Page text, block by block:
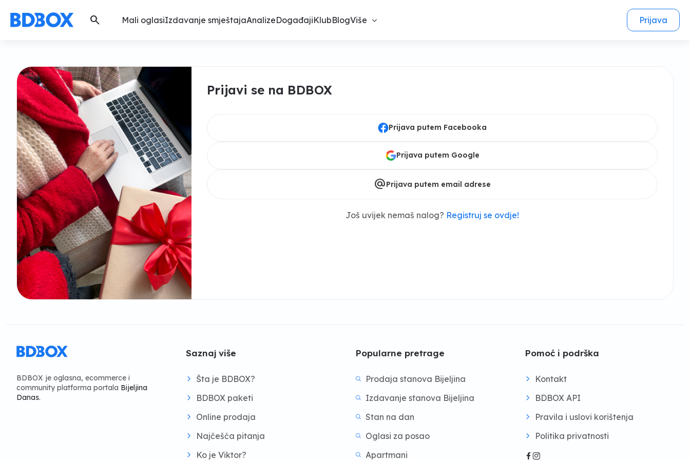
search Mali oglasiIzdavanje smještajaAnalizeDogađajiKlubBlogViše Prijava
Prijavi se na BDBOX
Prijava putem Facebooka
Prijava putem Google
alternate_emailPrijava putem email adrese
Još uvijek nemaš nalog? Registruj se ovdje!
BDBOX je oglasna, ecommerce i
community platforma portala Bijeljina
Danas.
Saznaj više
Šta je BDBOX?
BDBOX paketi
Online prodaja
Najčešća pitanja
Ko je Viktor?
Popularne pretrage
Prodaja stanova Bijeljina
Izdavanje stanova Bijeljina
Stan na dan
Oglasi za posao
Apartmani
Pomoć i podrška
Kontakt
BDBOX API
Pravila i uslovi korištenja
Politika privatnosti